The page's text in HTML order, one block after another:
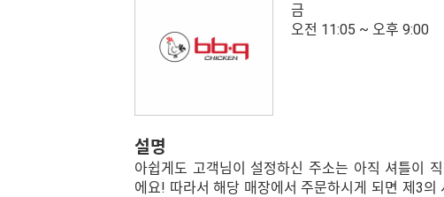
금
오전 11:05 ~ 오후 9:00
설명
아쉽게도 고객님이 설정하신 주소는 아직 셔틀이
에요! 따라서 해당 매장에서 주문하시게 되면 제3의